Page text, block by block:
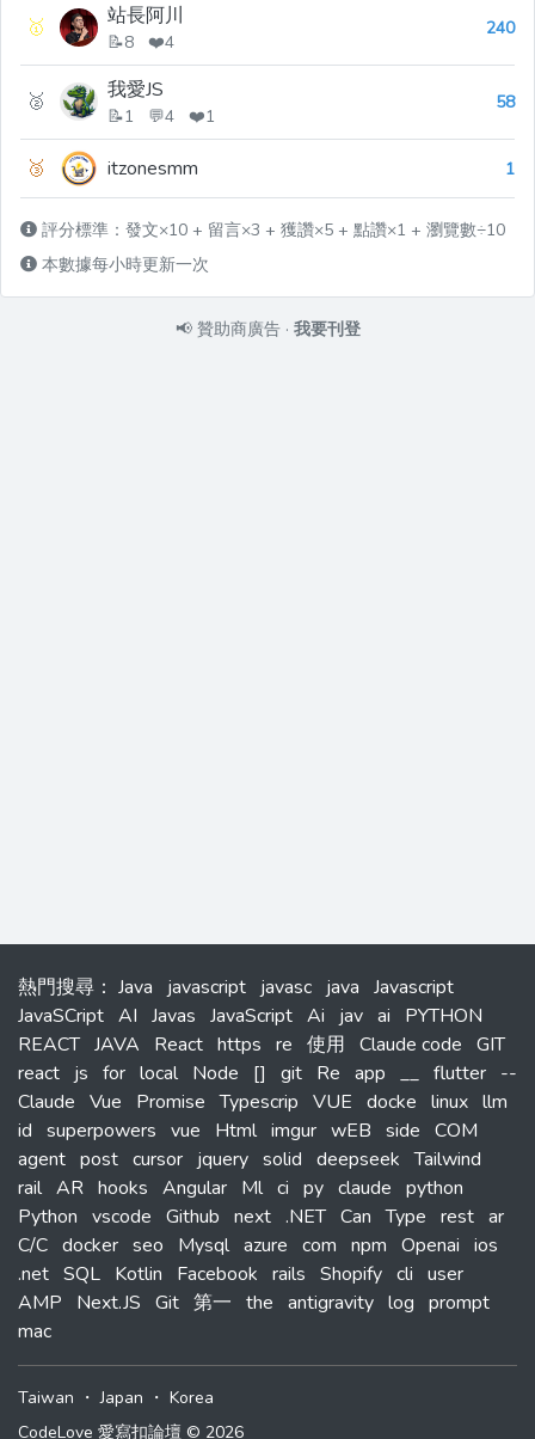
🥇 站長阿川
📝8 ❤️4
240
🥈 我愛JS
📝1 💬4 ❤️1
58
🥉 itzonesmm 1
評分標準：發文×10 + 留言×3 + 獲讚×5 + 點讚×1 + 瀏覽數÷10
本數據每小時更新一次
📢 贊助商廣告 · 我要刊登
熱門搜尋 ： Java javascript javasc java Javascript
JavaSCript AI Javas JavaScript Ai jav ai
PYTHON
REACT JAVA React https re 使用 Claude code GIT
react js for local Node [] git Re app __ flutter --
Claude Vue Promise Typescrip VUE docke linux llm
id superpowers vue Html imgur wEB side COM
agent post cursor jquery solid deepseek Tailwind
rail AR hooks Angular Ml ci py claude python
Python vscode Github next .NET Can Type rest ar
C/C docker seo Mysql azure com npm Openai ios
.net SQL Kotlin Facebook rails Shopify cli user
AMP
Next.JS Git 第一 the antigravity log prompt
mac
Taiwan ・Japan ・ Korea
CodeLove 愛寫扣論壇 © 2026